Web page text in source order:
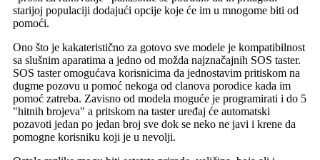
starijoj populaciji dodajući opcije koje će im u mnogome biti od
pomoći.
Ono što je kakateristično za gotovo sve modele je kompatibilnost
sa slušnim aparatima a jedno od možda najznačajnih SOS taster.
SOS taster omogućava korisnicima da jednostavim pritiskom na
dugme pozovu u pomoć nekoga od clanova porodice kada im
pomoć zatreba. Zavisno od modela moguće je programirati i do 5
"hitnih brojeva" a pritskom na taster uređaj će automatski
pozavoti jedan po jedan broj sve dok se neko ne javi i krene da
pomogne korisniku koji je u nevolji.